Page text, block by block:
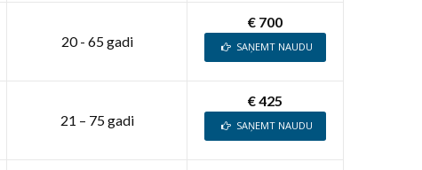
20 - 65 gadi
€ 700
SAŅEMT NAUDU
21 – 75 gadi
€ 425
SAŅEMT NAUDU